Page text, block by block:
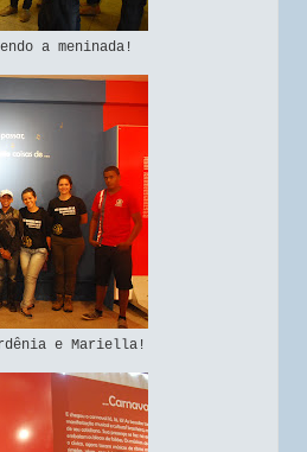
a meninada!
e Mariella!